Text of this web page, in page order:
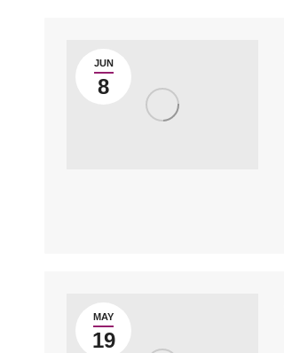
JUN
8
MAY
19